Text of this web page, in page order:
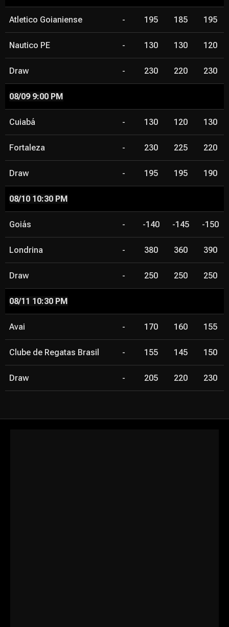
Atletico Goianiense - 195 185 195
Nautico PE - 130 130 120
Draw - 230 220 230
08/09 9:00 PM
Cuiabá - 130 120 130
Fortaleza - 230 225 220
Draw - 195 195 190
08/10 10:30 PM
Goiás - -140 -145 -150
Londrina - 380 360 390
Draw - 250 250 250
08/11 10:30 PM
Avai - 170 160 155
Clube de Regatas Brasil - 155 145 150
Draw - 205 220 230